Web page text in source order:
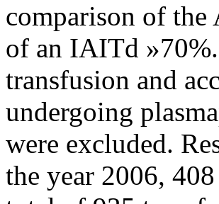
comparison of
of an IAITd
transfusion and
undergoing
were excluded.
the year 2006,